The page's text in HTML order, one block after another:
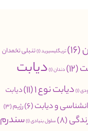
(16) تریگلیسیرید(1) تنبلی تخمدان
(12) دندان(1) دیابت
(1) دیابت نوع 1 (11)
دیابت
و دیابت(6) رژیم(3)
(8) سلول بنیادی(1) سندرم